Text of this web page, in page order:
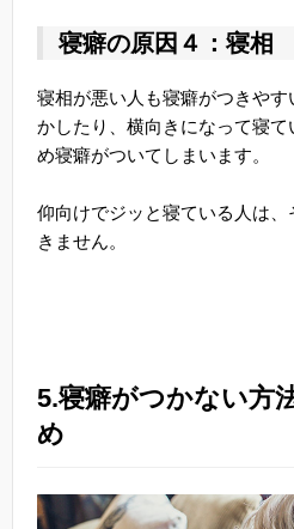
寝癖の原因４：寝相
寝相が悪い人も寝癖がつきや
かしたり、横向きになって寝
め寝癖がついてしまいます。
仰向けでジッと寝ている人は
きません。
5.寝癖がつかない方
め